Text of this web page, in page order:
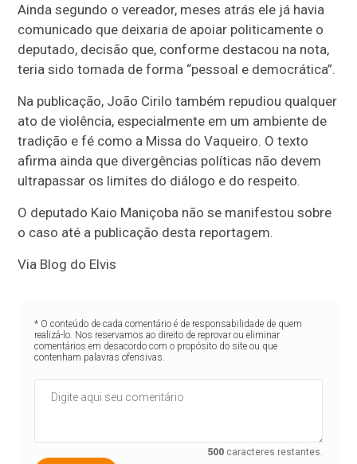
Ainda segundo o vereador, meses atrás ele já havia
comunicado que deixaria de apoiar politicamente o
deputado, decisão que, conforme destacou na nota,
teria sido tomada de forma “pessoal e democrática”.
Na publicação, João Cirilo também repudiou qualquer
ato de violência, especialmente em um ambiente de
tradição e fé como a Missa do Vaqueiro. O texto
afirma ainda que divergências políticas não devem
ultrapassar os limites do diálogo e do respeito.
O deputado Kaio Maniçoba não se manifestou sobre
o caso até a publicação desta reportagem.
Via Blog do Elvis
* O conteúdo de cada comentário é de responsabilidade de quem
realizá-lo. Nos reservamos ao direito de reprovar ou eliminar
comentários em desacordo com o propósito do site ou que
contenham palavras ofensivas.
500 caracteres restantes.